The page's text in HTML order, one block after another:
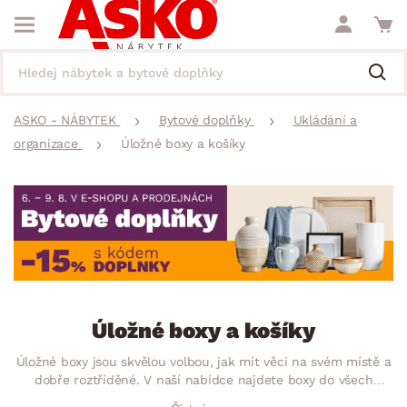
ASKO - NÁBYTEK Bytové doplňky
Ukládání a
organizace
Úložné boxy a košíky
Úložné boxy a košíky
Úložné boxy jsou skvělou volbou, jak mít věci na svém místě a
dobře roztříděné. V naší nabídce najdete boxy do všech